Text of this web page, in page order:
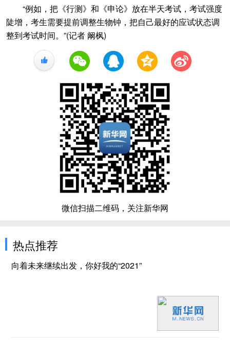
“例如，把《行测》和《申论》放在半天考试，考试强度
陡增，考生需要提前调整生物钟，把自己最好的应试状态调
整到考试时间。”(记者 阚枫)
+1
微信扫描二维码，关注新华网
热点推荐
向着未来继续出发，你好我的“2021”